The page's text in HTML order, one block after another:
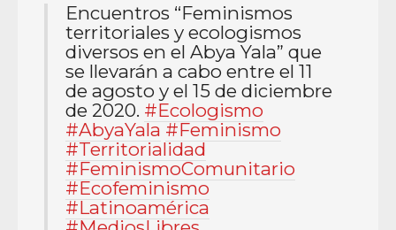
Encuentros “Feminismos
territoriales y ecologismos
diversos en el Abya Yala” que
se llevarán a cabo entre el 11
de agosto y el 15 de diciembre
de 2020. #Ecologismo
#AbyaYala #Feminismo
#Territorialidad
#FeminismoComunitario
#Ecofeminismo
#Latinoamérica